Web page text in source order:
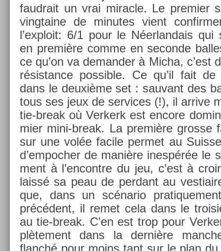
faud­rait un vrai mirac­le. Le pre­mi­er
vingtaine de minutes vient
l’exploit: 6/1 pour le Néer­landais qui
en première comme en secon­de
ce qu’on va de­mand­er à Micha, c’est
résis­tance pos­sible. Ce qu’il fait
dans le deuxième set : sauvant des
tous ses jeux de ser­vices (!), il ar­rive
tie-break où Ver­kerk est en­core
mi­er mini-break. La première gros­se
sur une volée facile per­met au
d’em­poch­er de manière inespérée
ment à l’en­contre du jeu, c’est à
laissé sa peau de per­dant au
que, dans un scénario
précédent, il remet cela dans le
au tie-break. C’en est trop pour
plète­ment dans la dernière
flanché pour moins tant sur le plan